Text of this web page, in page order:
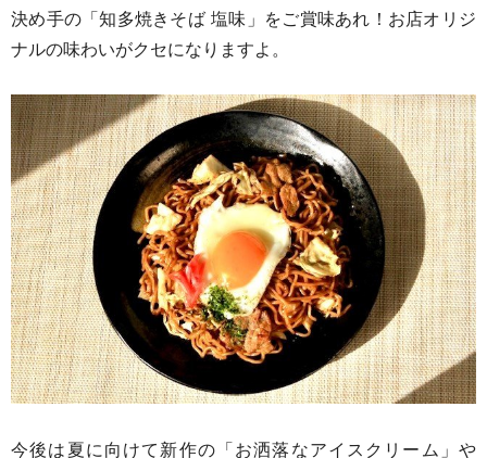
決め手の「知多焼きそば 塩味」をご賞味あれ！お店オリジ
ナルの味わいがクセになりますよ。
今後は夏に向けて新作の「お洒落なアイスクリーム」や